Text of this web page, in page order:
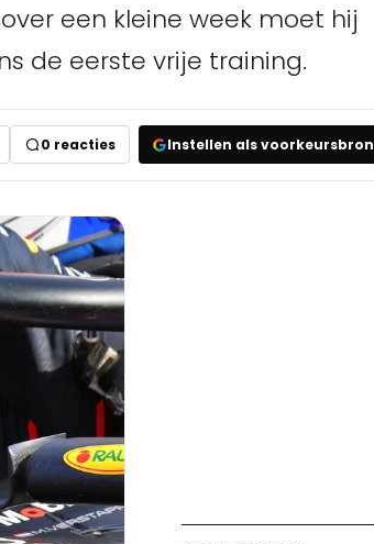
een kleine week moet hij
de eerste vrije training.
0 reacties Instellen als voorkeursbron